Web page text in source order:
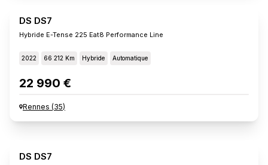
DS DS7
Hybride E-Tense 225 Eat8 Performance Line
2022 66 212 Km Hybride Automatique
22 990 €
Rennes (35)
DS DS7